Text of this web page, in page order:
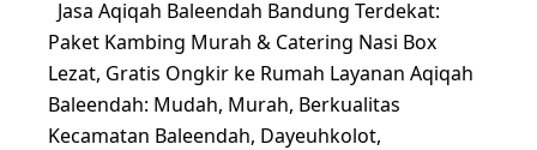
Jasa Aqiqah Baleendah Bandung Terdekat:
Paket Kambing Murah & Catering Nasi Box
Lezat, Gratis Ongkir ke Rumah Layanan Aqiqah
Baleendah: Mudah, Murah, Berkualitas
Kecamatan Baleendah, Dayeuhkolot,